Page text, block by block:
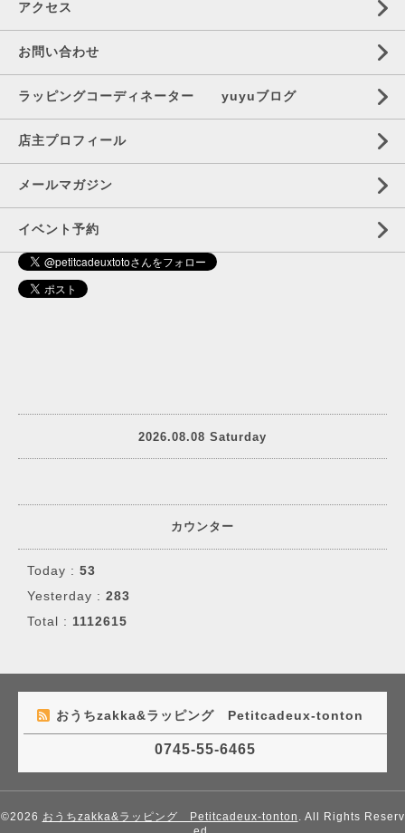
アクセス
お問い合わせ
ラッピングコーディネーター yuyuブログ
店主プロフィール
メールマガジン
イベント予約
2026.08.08 Saturday
カウンター
Today : 53
Yesterday : 283
Total : 1112615
おうちzakka&ラッピング Petitcadeux-tonton
0745-55-6465
©2026 おうちzakka&ラッピング Petitcadeux-tonton . All Rights Reserv